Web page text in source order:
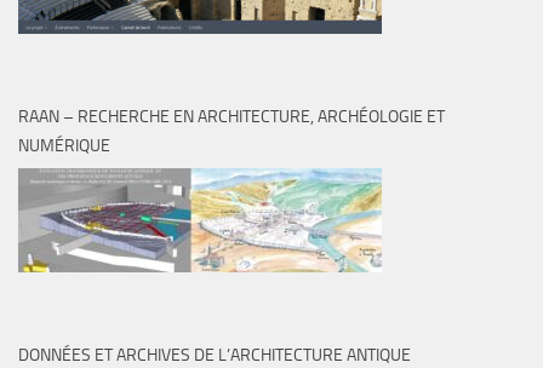
RAAN – RECHERCHE EN ARCHITECTURE, ARCHÉOLOGIE ET
NUMÉRIQUE
DONNÉES ET ARCHIVES DE L’ARCHITECTURE ANTIQUE